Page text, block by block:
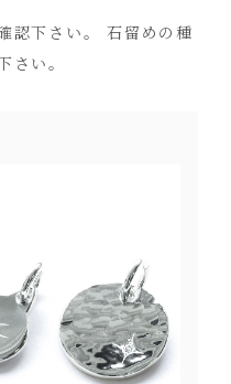
認下さい。 石留めの種
さい。